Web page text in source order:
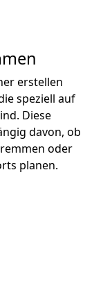
erstellen
speziell auf
Diese
davon, ob
oder
planen.